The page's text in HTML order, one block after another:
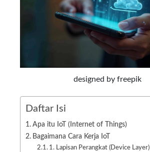
designed by freepik
Daftar Isi
Apa itu IoT (Internet of Things)
Bagaimana Cara Kerja IoT
1. Lapisan Perangkat (Device Layer)